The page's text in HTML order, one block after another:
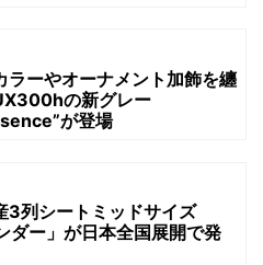
ラーやオーナメント加飾を纏
の新グレー
が登場
3列シートミッドサイズ
ダー」が日本全国展開で発